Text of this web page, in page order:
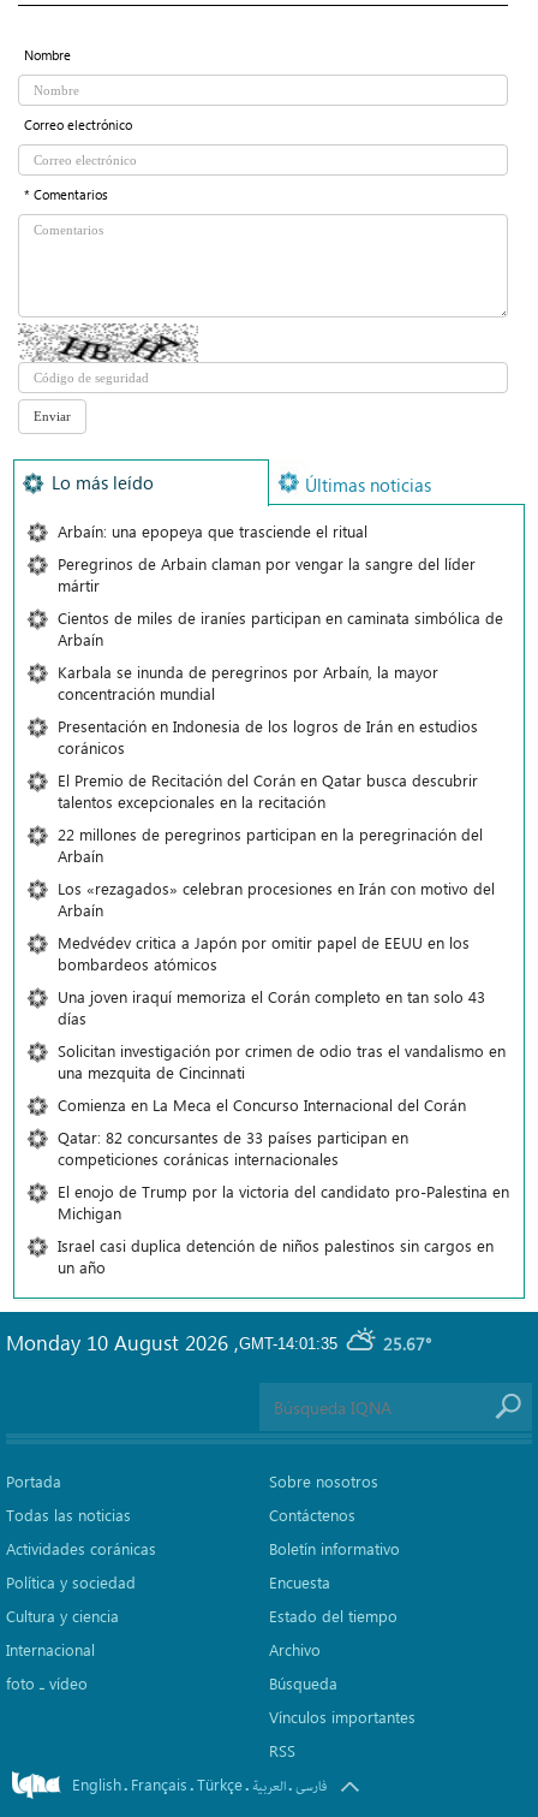
Nombre
Correo electrónico
* Comentarios
Lo más leído Últimas noticias
Arbaín: una epopeya que trasciende el ritual
Peregrinos de Arbain claman por vengar la sangre del líder
mártir
Cientos de miles de iraníes participan en caminata simbólica de
Arbaín
Karbala se inunda de peregrinos por Arbaín, la mayor
concentración mundial
Presentación en Indonesia de los logros de Irán en estudios
coránicos
El Premio de Recitación del Corán en Qatar busca descubrir
talentos excepcionales en la recitación
22 millones de peregrinos participan en la peregrinación del
Arbaín
Los «rezagados» celebran procesiones en Irán con motivo del
Arbaín
Medvédev critica a Japón por omitir papel de EEUU en los
bombardeos atómicos
Una joven iraquí memoriza el Corán completo en tan solo 43
días
Solicitan investigación por crimen de odio tras el vandalismo en
una mezquita de Cincinnati
Comienza en La Meca el Concurso Internacional del Corán
Qatar: 82 concursantes de 33 países participan en
competiciones coránicas internacionales
El enojo de Trump por la victoria del candidato pro-Palestina en
Michigan
Israel casi duplica detención de niños palestinos sin cargos en
un año
GMT-14:01:35 25.67°
Monday 10 August 2026 ,
Portada
Todas las noticias
Actividades coránicas
Política y sociedad
Cultura y ciencia
Internacional
foto ـ vídeo
Sobre nosotros
Contáctenos
Boletín informativo
Encuesta
Estado del tiempo
Archivo
Búsqueda
Vínculos importantes
RSS
English. Français.Türkçe. العربیة.فارسی